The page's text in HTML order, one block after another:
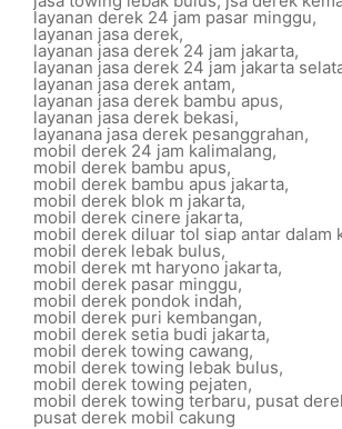
layanan derek 24 jam pasar minggu,
layanan jasa derek,
layanan jasa derek 24 jam jakarta,
layanan jasa derek 24 jam jakarta
layanan jasa derek antam,
layanan jasa derek bambu apus,
layanan jasa derek bekasi,
layanana jasa derek pesanggrahan,
mobil derek 24 jam kalimalang,
mobil derek bambu apus,
mobil derek bambu apus jakarta,
mobil derek blok m jakarta,
mobil derek cinere jakarta,
mobil derek diluar tol siap antar dalam
mobil derek lebak bulus,
mobil derek mt haryono jakarta,
mobil derek pasar minggu,
mobil derek pondok indah,
mobil derek puri kembangan,
mobil derek setia budi jakarta,
mobil derek towing cawang,
mobil derek towing lebak bulus,
mobil derek towing pejaten,
mobil derek towing terbaru, pusat
pusat derek mobil cakung